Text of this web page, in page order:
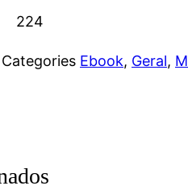
224
Categories Ebook, Geral,